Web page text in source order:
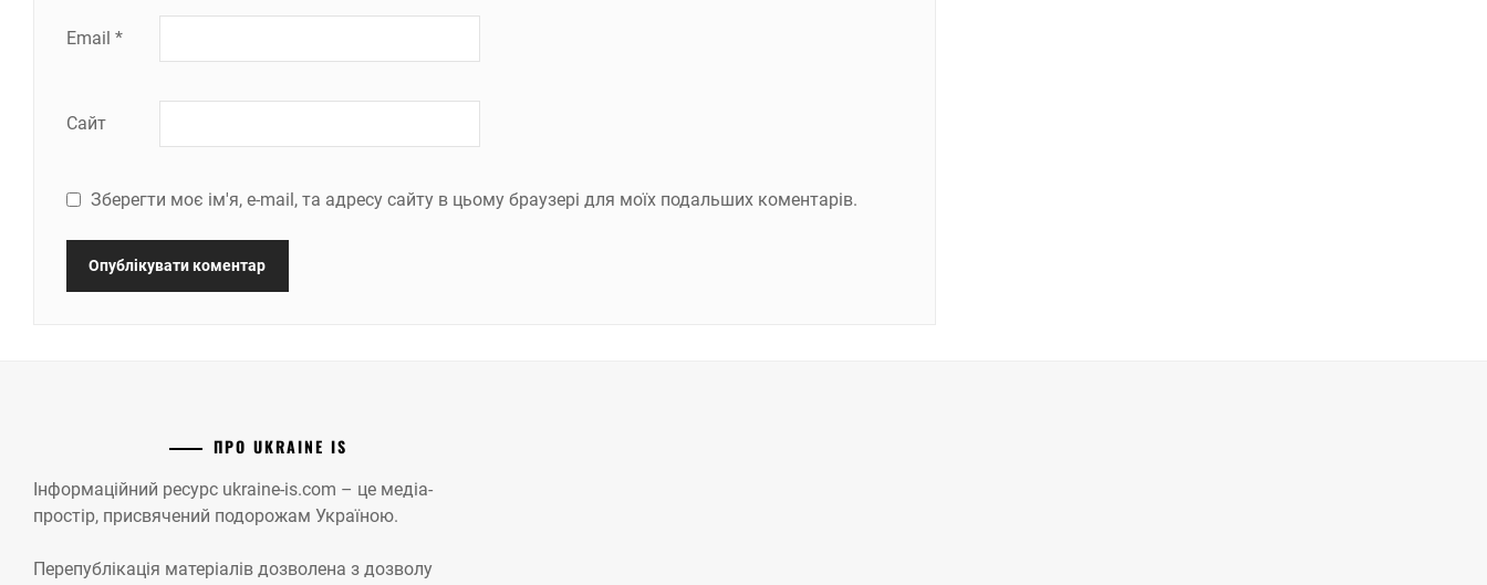
Email *
Сайт
Зберегти моє ім'я, e-mail, та адресу сайту в цьому браузері для моїх подальших коментарів.
ПРО UKRAINE IS
Інформаційний ресурс ukraine-is.com – це медіа-
простір, присвячений подорожам Україною.
Перепублікація матеріалів дозволена з дозволу